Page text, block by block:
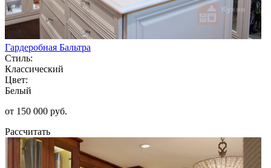
Гардеробная Бальтра
Стиль:
Классический
Цвет:
Белый
от 150 000 руб.
Рассчитать